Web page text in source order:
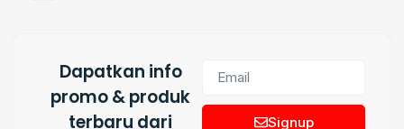
Dapatkan info
promo & produk
terbaru dari
Signup